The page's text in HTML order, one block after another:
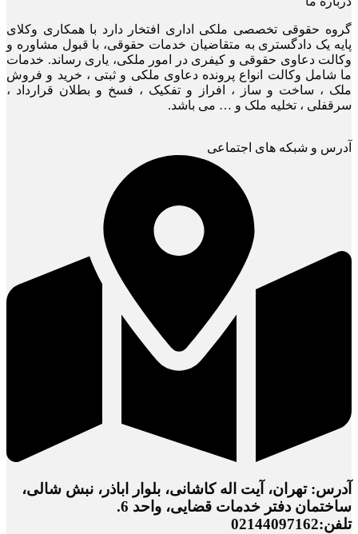
گروه حقوقی تخصصی ملکی اداری افتخار دارد با همکاری وکلای
پایه یک دادگستری به متقاضیان خدمات حقوقی، با قبول مشاوره و
وکالت دعاوی حقوقی و کیفری در امور ملکی، یاری رساند. خدمات
ما شامل وکالت انواع پرونده دعاوی ملکی و ثبتی ، خرید و فروش
ملک ، ساخت و ساز ، افراز و تفکیک ، فسخ و بطلان قرارداد ،
سرقفلی ، تخلیه ملک و … می باشد.
آدرس و شبکه های اجتماعی
آدرس: تهران، آیت اله کاشانی، بلوار اباذر، نبش شالی،
ساختمان دفتر خدمات قضایی، واحد 6.
تلفن:02144097162